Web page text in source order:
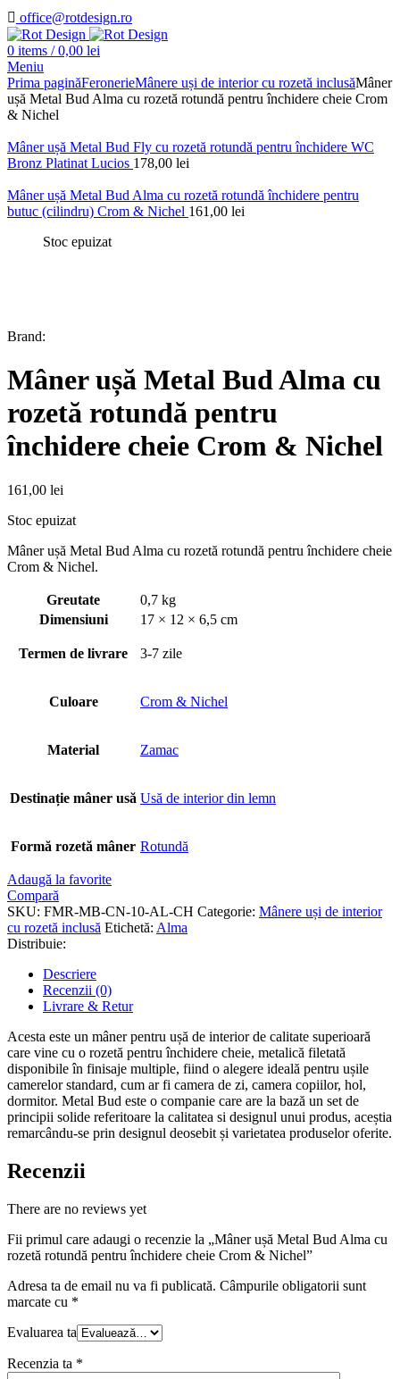
office@rotdesign.ro
0 items / 0,00 lei
Meniu
Prima paginăFeronerieMânere uși de interior cu rozetă inclusăMâner
ușă Metal Bud Alma cu rozetă rotundă pentru închidere cheie Crom
& Nichel
Mâner ușă Metal Bud Fly cu rozetă rotundă pentru închidere WC
Bronz Platinat Lucios 178,00 lei
Mâner ușă Metal Bud Alma cu rozetă rotundă închidere pentru
butuc (cilindru) Crom & Nichel 161,00 lei
Stoc epuizat
Brand:
Mâner ușă Metal Bud Alma cu
rozetă rotundă pentru
închidere cheie Crom & Nichel
161,00 lei
Stoc epuizat
Mâner ușă Metal Bud Alma cu rozetă rotundă pentru închidere cheie
Crom & Nichel.
Greutate
0,7 kg
Dimensiuni
17 × 12 × 6,5 cm
Termen de livrare 3-7 zile
Culoare Crom & Nichel
Material Zamac
Destinație mâner usă Usă de interior din lemn
Formă rozetă mâner Rotundă
Adaugă la favorite
Compară
SKU: FMR-MB-CN-10-AL-CH Categorie: Mânere uși de interior
cu rozetă inclusă Etichetă: Alma
Distribuie:
Descriere
Recenzii (0)
Livrare & Retur
Acesta este un mâner pentru ușă de interior de calitate superioară
care vine cu o rozetă pentru închidere cheie, metalică filetată
disponibile în finisaje multiple, fiind o alegere ideală pentru ușile
camerelor standard, cum ar fi camera de zi, camera copiilor, hol,
dormitor. Metal Bud este o companie care are la bază un set de
principii solide referitoare la calitatea si designul unui produs, aceștia
remarcându-se prin designul deosebit și varietatea produselor oferite.
Recenzii
There are no reviews yet
Fii primul care adaugi o recenzie la „Mâner ușă Metal Bud Alma cu
rozetă rotundă pentru închidere cheie Crom & Nichel”
Adresa ta de email nu va fi publicată. Câmpurile obligatorii sunt
marcate cu *
Evaluarea ta
Recenzia ta *